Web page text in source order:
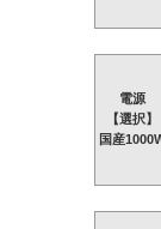
電源
【選択】
国産